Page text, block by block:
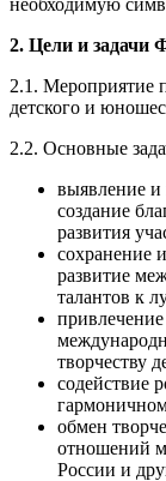
2. Цели и задачи
2.1. Мероприятие
детского и
2.2. Основные
выявление и
создание
развития
сохранение
развитие
талантов к
творчеству
содействие
обмен
отношений
России и